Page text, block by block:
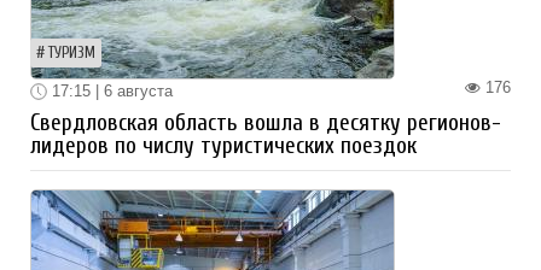
ТУРИЗМ
176
17:15 | 6 августа
Свердловская область вошла в десятку регионов-
лидеров по числу туристических поездок